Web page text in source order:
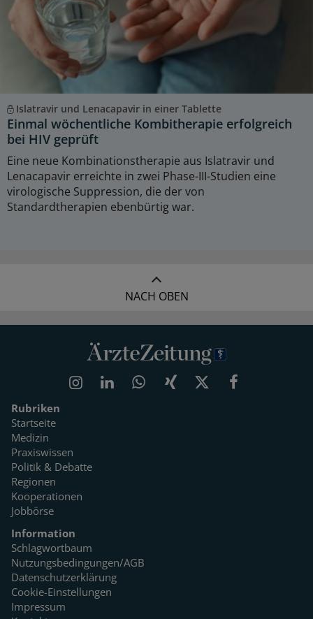
Islatravir und Lenacapavir in einer Tablette
Einmal wöchentliche Kombitherapie erfolgreich
bei HIV geprüft
Eine neue Kombinationstherapie aus Islatravir und
Lenacapavir erreichte in zwei Phase-III-Studien eine
virologische Suppression, die der von
Standardtherapien ebenbürtig war.
NACH OBEN
Rubriken
Startseite
Medizin
Praxiswissen
Politik & Debatte
Regionen
Kooperationen
Jobbörse
Information
Schlagwortbaum
Nutzungsbedingungen/AGB
Datenschutzerklärung
Cookie-Einstellungen
Impressum